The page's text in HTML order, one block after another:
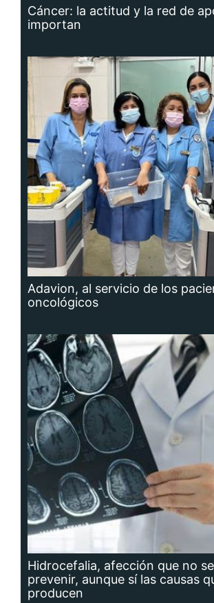
Cáncer: la actitud y la red de
importan
Adavion, al servicio de los
oncológicos
Hidrocefalia, afección que no
prevenir, aunque sí las causas
producen